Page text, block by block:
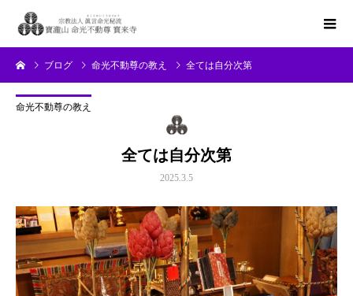
ブログ 命光不動尊の教え 全ては自分次第
命光不動尊の教え
全ては自分次第
2025.3.5